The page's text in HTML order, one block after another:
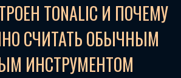
TONALIC И ПОЧЕМУ
СЧИТАТЬ ОБЫЧНЫМ
ИНСТРУМЕНТОМ